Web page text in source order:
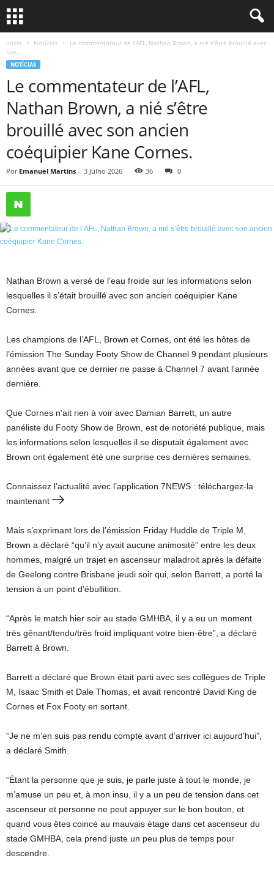
Início Notícias
Le commentateur de l’AFL, Nathan Brown, a nié s’être brouillé avec
son...
NOTÍCIAS
Le commentateur de l’AFL,
Nathan Brown, a nié s’être
brouillé avec son ancien
coéquipier Kane Cornes.
Por Emanuel Martins - 3 Julho 2026 36 0
Nathan Brown a versé de l’eau froide sur les informations selon
lesquelles il s’était brouillé avec son ancien coéquipier Kane
Cornes.
Les champions de l’AFL, Brown et Cornes, ont été les hôtes de
l’émission The Sunday Footy Show de Channel 9 pendant plusieurs
années avant que ce dernier ne passe à Channel 7 avant l’année
dernière.
Que Cornes n’ait rien à voir avec Damian Barrett, un autre
panéliste du Footy Show de Brown, est de notoriété publique, mais
les informations selon lesquelles il se disputait également avec
Brown ont également été une surprise ces dernières semaines.
Connaissez l’actualité avec l’application 7NEWS : téléchargez-la
maintenant
Mais s’exprimant lors de l’émission Friday Huddle de Triple M,
Brown a déclaré “qu’il n’y avait aucune animosité” entre les deux
hommes, malgré un trajet en ascenseur maladroit après la défaite
de Geelong contre Brisbane jeudi soir qui, selon Barrett, a porté la
tension à un point d’ébullition.
“Après le match hier soir au stade GMHBA, il y a eu un moment
très gênant/tendu/très froid impliquant votre bien-être”, a déclaré
Barrett à Brown.
Barrett a déclaré que Brown était parti avec ses collègues de Triple
M, Isaac Smith et Dale Thomas, et avait rencontré David King de
Cornes et Fox Footy en sortant.
“Je ne m’en suis pas rendu compte avant d’arriver ici aujourd’hui”,
a déclaré Smith.
“Étant la personne que je suis, je parle juste à tout le monde, je
m’amuse un peu et, à mon insu, il y a un peu de tension dans cet
ascenseur et personne ne peut appuyer sur le bon bouton, et
quand vous êtes coincé au mauvais étage dans cet ascenseur du
stade GMHBA, cela prend juste un peu plus de temps pour
descendre.